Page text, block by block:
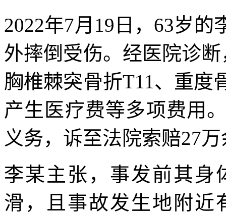
2022年7月19日，63岁
外摔倒受伤。经医院诊
胸椎棘突骨折T11、重度
产生医疗费等多项费用
义务，诉至法院索赔27
李某主张，事发前其身
滑，且事故发生地附近